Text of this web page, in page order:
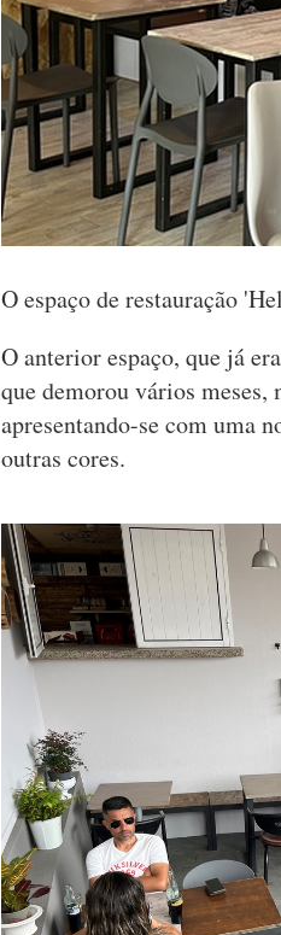
O espaço de restauração
O anterior espaço, que já
que demorou vários meses,
apresentando-se com uma
outras cores.